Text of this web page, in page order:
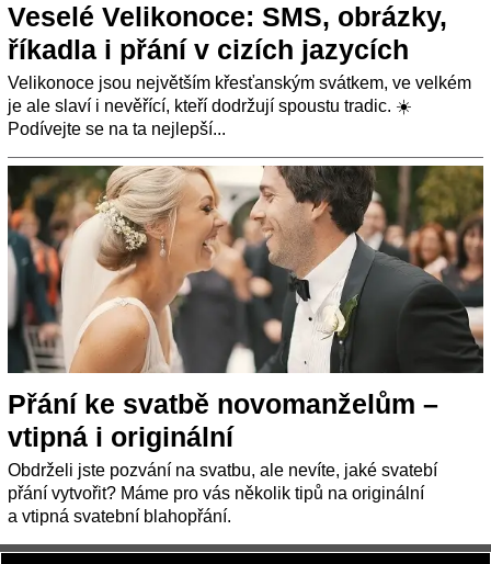
Veselé Velikonoce: SMS, obrázky,
říkadla i přání v cizích jazycích
Velikonoce jsou největším křesťanským svátkem, ve velkém
je ale slaví i nevěřící, kteří dodržují spoustu tradic. ☀️
Podívejte se na ta nejlepší...
Přání ke svatbě novomanželům –
vtipná i originální
Obdrželi jste pozvání na svatbu, ale nevíte, jaké svatebí
přání vytvořit? Máme pro vás několik tipů na originální
a vtipná svatební blahopřání.